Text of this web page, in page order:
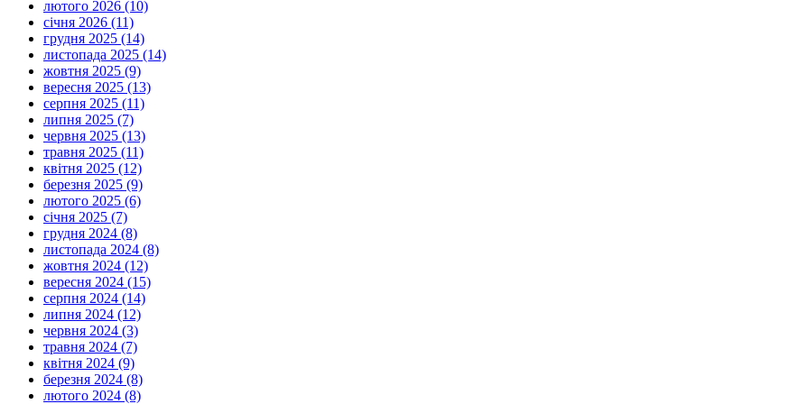
лютого 2026 (10)
січня 2026 (11)
грудня 2025 (14)
листопада 2025 (14)
жовтня 2025 (9)
вересня 2025 (13)
серпня 2025 (11)
липня 2025 (7)
червня 2025 (13)
травня 2025 (11)
квітня 2025 (12)
березня 2025 (9)
лютого 2025 (6)
січня 2025 (7)
грудня 2024 (8)
листопада 2024 (8)
жовтня 2024 (12)
вересня 2024 (15)
серпня 2024 (14)
липня 2024 (12)
червня 2024 (3)
травня 2024 (7)
квітня 2024 (9)
березня 2024 (8)
лютого 2024 (8)